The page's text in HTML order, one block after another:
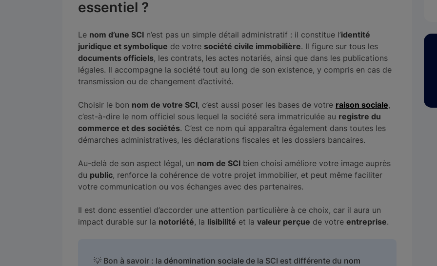
essentiel ?
Le nom d’une SCI n’est pas un simple détail administratif : il constitue l’identité
juridique et symbolique de votre société civile immobilière. Il figure sur tous les
documents officiels, les contrats, les actes notariés, ainsi que dans les publications
légales. Il accompagne la société tout au long de son existence, y compris en cas de
transmission ou de changement d’activité.
Choisir le bon nom de votre SCI, c’est aussi poser les bases de votre raison sociale,
c’est-à-dire le nom officiel sous lequel la société sera immatriculée au registre du
commerce et des sociétés. C’est ce nom qui apparaîtra également dans toutes les
démarches administratives, les déclarations fiscales et les dossiers bancaires.
Au-delà de son aspect légal, un nom de SCI bien choisi améliore votre image auprès
du public, renforce la cohérence de votre projet immobilier, et peut même faciliter
votre communication ou vos échanges avec des partenaires.
Il est donc essentiel d’accorder une attention particulière à ce choix, car il aura un
impact durable sur la notoriété, la lisibilité et la valeur perçue de votre entreprise.
💡 Bon à savoir : la dénomination sociale de la SCI est différente du nom